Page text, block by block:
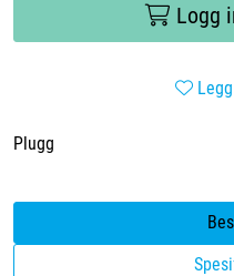
Logg
Plugg